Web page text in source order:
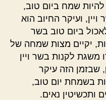
שמח ביום טוב,
ועיקר החיוב הוא
ביום טוב בשר
יקיים מצות שמחה של
משגת לקנות בשר ויין
שבזמן הזה עיקר
בשמחת יום טוב,
ותכשיטין נאים.